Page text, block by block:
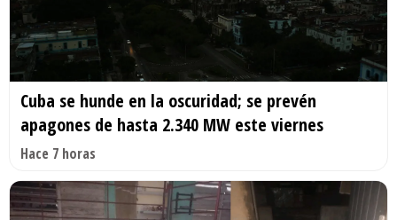
Cuba se hunde en la oscuridad; se prevén
apagones de hasta 2.340 MW este viernes
Hace 7 horas